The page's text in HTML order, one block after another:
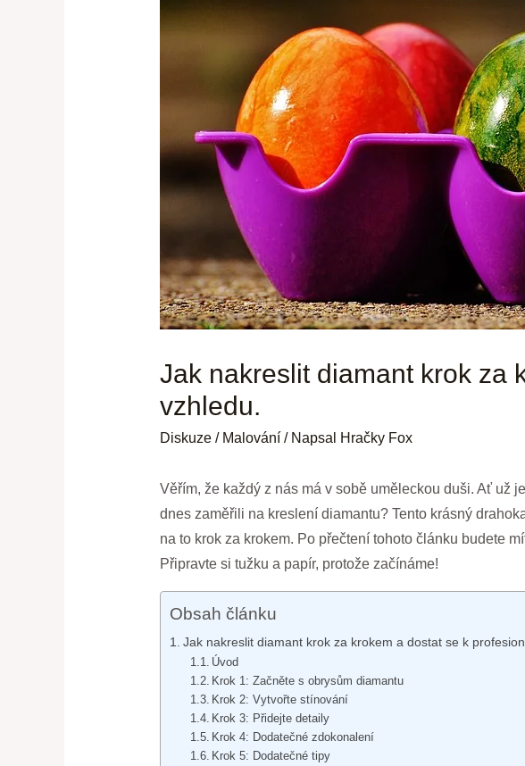
Jak nakreslit diamant krok za
vzhledu.
Diskuze / Malování/ Napsal Hračky Fox
Věřím, že každý z nás má v sobě uměleckou duši. Ať už
dnes zaměřili na kreslení diamantu? Tento krásný
na to krok za krokem. Po přečtení tohoto článku budete
Připravte si tužku a papír, protože začínáme!
Obsah článku
Jak nakreslit diamant krok za krokem a dostat se k
Úvod
Krok 1: Začněte s obrysům diamantu
Krok 2: Vytvořte stínování
Krok 3: Přidejte detaily
Krok 4: Dodatečné zdokonalení
Krok 5: Dodatečné tipy